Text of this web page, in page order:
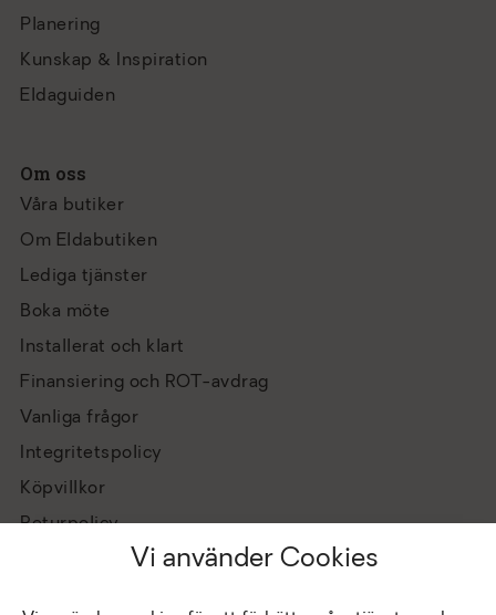
Vi använder Cookies
Planering
Kunskap & Inspiration
Eldaguiden
Om oss
Våra butiker
Om Eldabutiken
Lediga tjänster
Boka möte
Installerat och klart
Finansiering och ROT-avdrag
Vanliga frågor
Integritetspolicy
Köpvillkor
Returpolicy